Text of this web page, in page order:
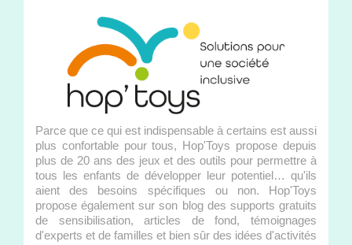
Parce que ce qui est indispensable à certains est aussi
plus confortable pour tous, Hop'Toys propose depuis
plus de 20 ans des jeux et des outils pour permettre à
tous les enfants de développer leur potentiel… qu'ils
aient des besoins spécifiques ou non. Hop'Toys
propose également sur son blog des supports gratuits
de sensibilisation, articles de fond, témoignages
d'experts et de familles et bien sûr des idées d'activités